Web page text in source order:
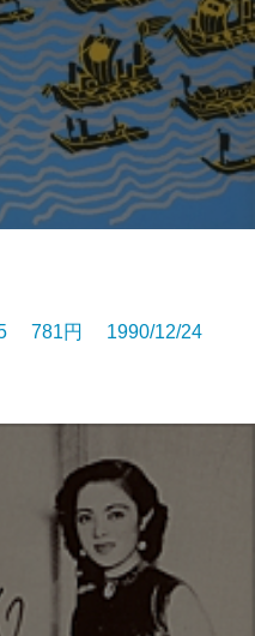
5 781円 1990/12/24